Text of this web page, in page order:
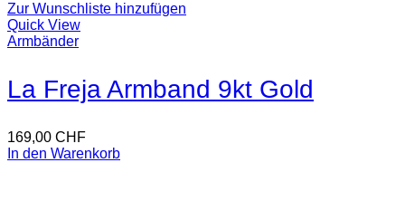
Zur Wunschliste hinzufügen
Quick View
Armbänder
La Freja Armband 9kt Gold
169,00 CHF
In den Warenkorb